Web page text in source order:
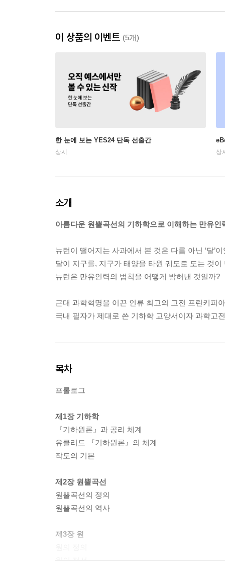
이 상품의 이벤트 (5개)
한 눈에 보는 YES24 단독 선출간
상시 상
소개
아름다운 원뿔곡선의 기하학으로 이해하는 만유인
뉴턴이 떨어지는 사과에서 본 것은 다름 아닌 ‘달’
달이 지구를, 지구가 태양을 타원 궤도로 도는 것
뉴턴은 만유인력의 법칙을 어떻게 밝혀낸 것일까?
근대 과학혁명을 이끈 인류 최고의 고전 프린키피아
국내 필자가 제대로 쓴 기하학 교양서이자 과학고
목차
프롤로그
제1장 기하학
『기하원론』과 공리 체계
유클리드 『기하원론』의 체계
작도의 기본
제2장 원뿔곡선
원뿔곡선의 정의
원뿔곡선의 역사
제3장 원
원의 접선